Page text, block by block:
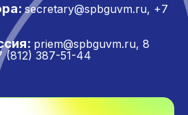
secretary@spbguvm.ru, +7
priem@spbguvm.ru, 8
(812) 387-51-44